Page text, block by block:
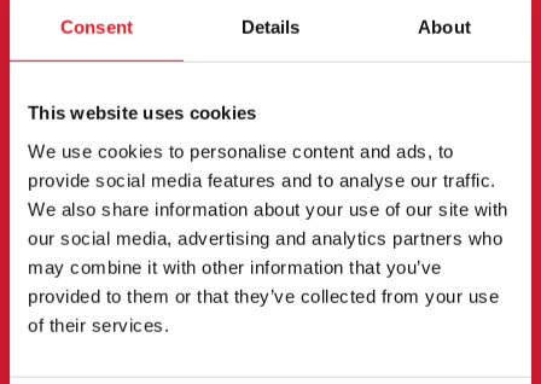
Consent Details About
This website uses cookies
We use cookies to personalise content and ads, to
provide social media features and to analyse our traffic.
We also share information about your use of our site with
our social media, advertising and analytics partners who
may combine it with other information that you’ve
provided to them or that they’ve collected from your use
of their services.
ANMELDUNG ZUM
NEWSLETTER
Melden Sie sich an, um über neue Produkte,
Veranstaltungen und mehr informiert zu werden.
ANMELDUNG
Mit der Anmeldung zu unserem Newsletter erklären Sie sich mit
unserem Datenschutzbestimmungen